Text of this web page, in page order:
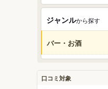
ジャンルから探す
バー・お酒
口コミ対象